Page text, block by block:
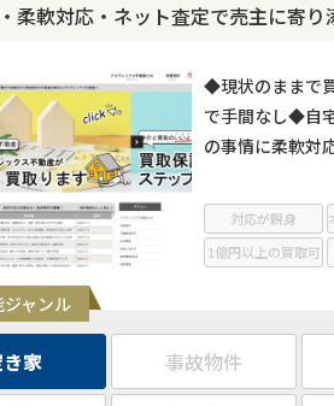
柔軟対応・ネット査定で売主に寄
◆現状のままで
で手間なし◆自
の事情に柔軟対
ャンル
家 事故物件
対応が親身
1億円以上の買取可